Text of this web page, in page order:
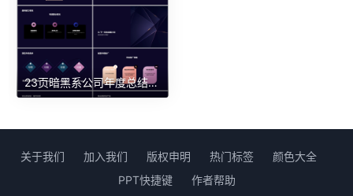
23页暗黑系公司年度总结报告PPT
关于我们 加入我们 版权申明 热门标签
颜色大全
PPT快捷键
作者帮助